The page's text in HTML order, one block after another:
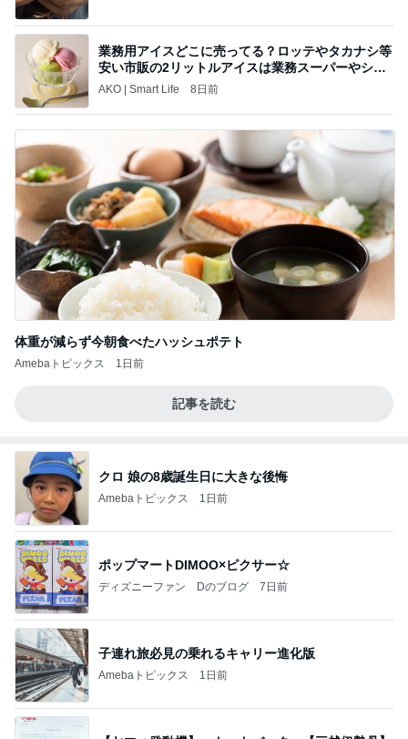
業務用アイスどこに売ってる？ロッテやタカナシ等
安い市販の2リットルアイスは業務スーパーやシャ
トレ
AKO | Smart Life 8日前
体重が減らず今朝食べたハッシュポテト
Amebaトピックス 1日前
記事を読む
クロ 娘の8歳誕生日に大きな後悔
Amebaトピックス 1日前
ポップマートDIMOO×ピクサー☆
ディズニーファン Dのブログ 7日前
子連れ旅必見の乗れるキャリー進化版
Amebaトピックス 1日前